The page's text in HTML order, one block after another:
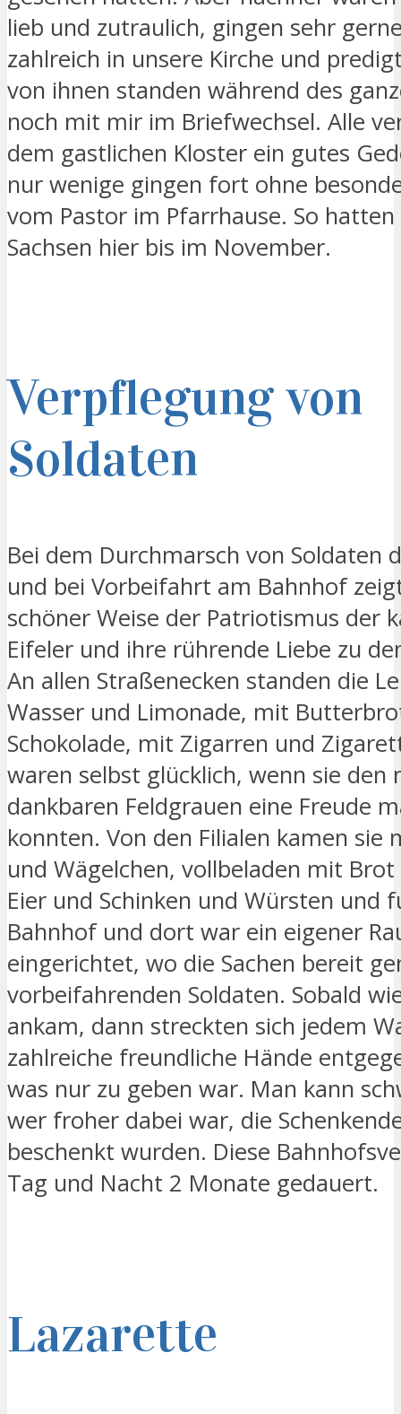
lieb und zutraulich, gingen sehr
zahlreich in unsere Kirche und
von ihnen standen während des
noch mit mir im Briefwechsel. Alle
dem gastlichen Kloster ein gutes
nur wenige gingen fort ohne
vom Pastor im Pfarrhause. So
Sachsen hier bis im November.
Verpflegung von
Soldaten
Bei dem Durchmarsch von Soldaten
und bei Vorbeifahrt am Bahnhof
schöner Weise der Patriotismus der
Eifeler und ihre rührende Liebe zu
An allen Straßenecken standen die
Wasser und Limonade, mit
Schokolade, mit Zigarren und
waren selbst glücklich, wenn sie den
dankbaren Feldgrauen eine Freude
konnten. Von den Filialen kamen sie
und Wägelchen, vollbeladen mit
Eier und Schinken und Würsten und
Bahnhof und dort war ein eigener
eingerichtet, wo die Sachen bereit
vorbeifahrenden Soldaten. Sobald
ankam, dann streckten sich jedem
zahlreiche freundliche Hände
was nur zu geben war. Man kann
wer froher dabei war, die
beschenkt wurden. Diese
Tag und Nacht 2 Monate gedauert.
Lazarette